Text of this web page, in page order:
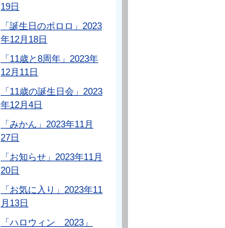
19日
「誕生日のポロロ」2023
年12月18日
「11歳と8周年」2023年
12月11日
「11歳の誕生日会」2023
年12月4日
「みかん」2023年11月
27日
「お知らせ」2023年11月
20日
「お気に入り」2023年11
月13日
「ハロウィン 2023」